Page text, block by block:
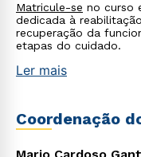
Matricule-se no curso
dedicada à
recuperação da
etapas do cuidado.
Ler mais
Coordenação